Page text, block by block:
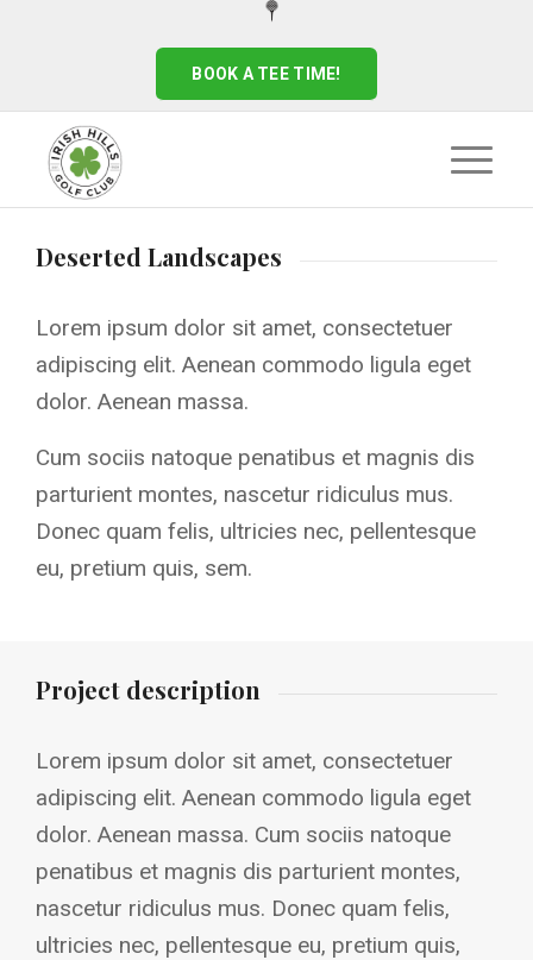
BOOK A TEE TIME!
Deserted Landscapes
Lorem ipsum dolor sit amet, consectetuer
adipiscing elit. Aenean commodo ligula eget
dolor. Aenean massa.
Cum sociis natoque penatibus et magnis dis
parturient montes, nascetur ridiculus mus.
Donec quam felis, ultricies nec, pellentesque
eu, pretium quis, sem.
Project description
Lorem ipsum dolor sit amet, consectetuer
adipiscing elit. Aenean commodo ligula eget
dolor. Aenean massa. Cum sociis natoque
penatibus et magnis dis parturient montes,
nascetur ridiculus mus. Donec quam felis,
ultricies nec, pellentesque eu, pretium quis,